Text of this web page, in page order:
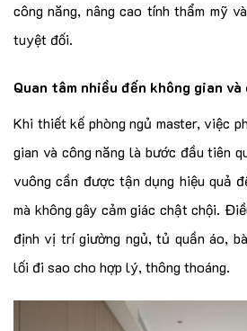
công năng, nâng cao tính thẩm mỹ
tuyệt đối.
Quan tâm nhiều đến không gian và
Khi thiết kế phòng ngủ master, việc
gian và công năng là bước đầu tiên
vuông cần được tận dụng hiệu quả
mà không gây cảm giác chật chội.
định vị trí giường ngủ, tủ quần áo,
lối đi sao cho hợp lý, thông thoáng.